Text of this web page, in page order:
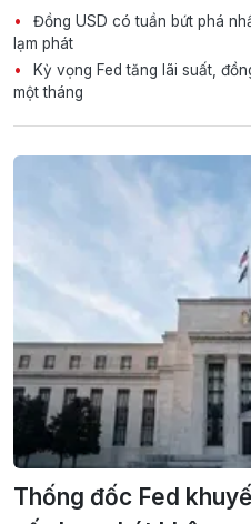
Đồng USD có tuần bứt phá
lạm phát
Kỳ vọng Fed tăng lãi suất,
một tháng
Thống đốc Fed